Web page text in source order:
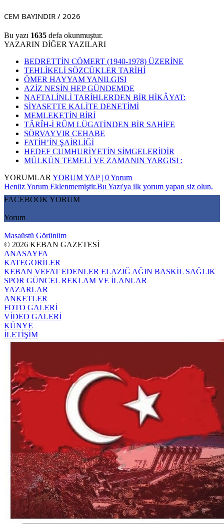
CEM BAYINDIR / 2026
Bu yazı 1635 defa okunmuştur.
YAZARIN DİĞER YAZILARI
BEDRETTİN CÖMERT (1940-1978) ÜZERİNE
TEHLİKELİ SÖZCÜKLER TARİHİ
ÖMER HAYYAM YANILGISI
AZİZ NESİN HEP GÜNDEMDE
NAFTALİNLİ TARİHLERDEN BİR HİKÂYAT:
SİYASETTE KALİTE DENETİMİ
MEMLEKETİN BİRİ
TÂRÎH-İ RÛM LÜGATİNDEN BİR SAHİFE
SÖRVAYVIR CEHABE
FATİH’İN ŞAİRLİĞİ
HEDEF CUMHURİYETİN SİMGELERİDİR
MÜLKÜN TEMELİ VE ZAMANIN YARGISI :
YORUMLAR YORUM YAP | 0 Yorum
Henüz Yorum Eklenmemiştir.Bu Yazı'ya ilk yorum yapan siz olun.
FACEBOOK YORUM
Yorum
Masaüstü Görünüm
© 2026 KEBAN GAZETESİ
ANASAYFA
KATEGORİLER
KEBAN VEFAT EDENLER ELAZIĞ AĞIN BASKİL SAĞLIK
SPOR GÜNCEL REKLAM VE İLANLAR
YAZARLAR
ANKETLER
FOTO GALERİ
VİDEO GALERİ
KÜNYE
İLETİŞİM